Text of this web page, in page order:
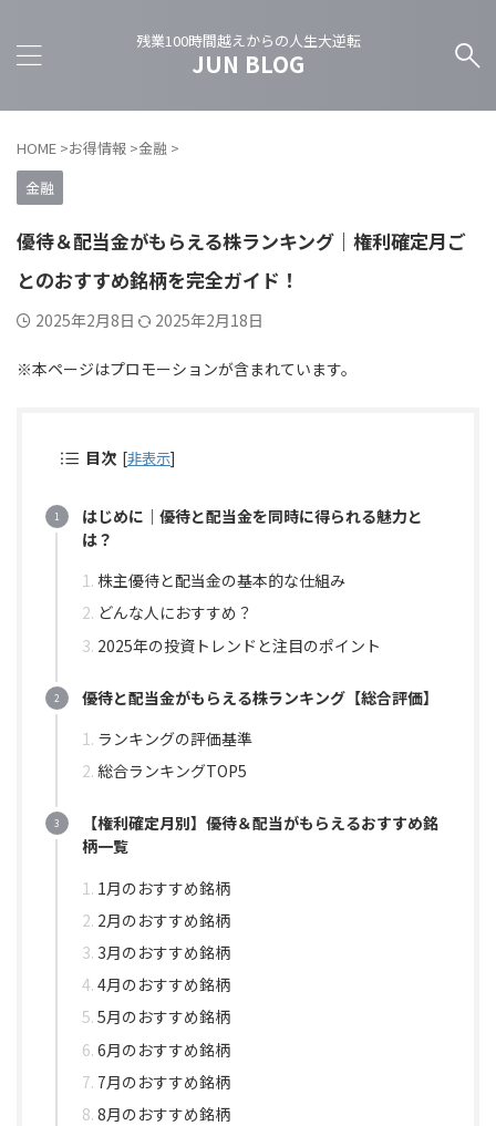
残業100時間越えからの人生大逆転
JUN BLOG
HOME >お得情報 >金融 >
金融
優待＆配当金がもらえる株ランキング｜権利確定月ご
とのおすすめ銘柄を完全ガイド！
2025年2月8日 2025年2月18日
※本ページはプロモーションが含まれています。
目次 [非表示]
はじめに｜優待と配当金を同時に得られる魅力と
は？
株主優待と配当金の基本的な仕組み
どんな人におすすめ？
2025年の投資トレンドと注目のポイント
優待と配当金がもらえる株ランキング【総合評価】
ランキングの評価基準
総合ランキングTOP5
【権利確定月別】優待＆配当がもらえるおすすめ銘
柄一覧
1月のおすすめ銘柄
2月のおすすめ銘柄
3月のおすすめ銘柄
4月のおすすめ銘柄
5月のおすすめ銘柄
6月のおすすめ銘柄
7月のおすすめ銘柄
8月のおすすめ銘柄